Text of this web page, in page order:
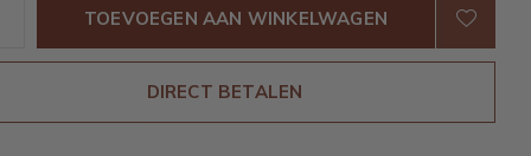
TOEVOEGEN AAN WINKELWAGEN
DIRECT BETALEN